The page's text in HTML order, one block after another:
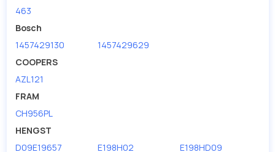
463
Bosch
1457429130
1457429629
COOPERS
AZL121
FRAM
CH956PL
HENGST
D09E19657
E198H02 E198HD09